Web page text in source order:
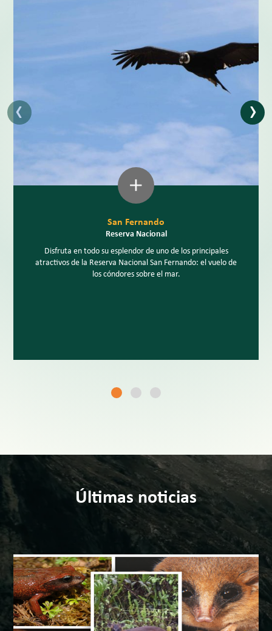
San Fernando
Reserva Nacional
Disfruta en todo su esplendor de uno de los principales
atractivos de la Reserva Nacional San Fernando: el vuelo de
los cóndores sobre el mar.
‹ ›
Últimas noticias